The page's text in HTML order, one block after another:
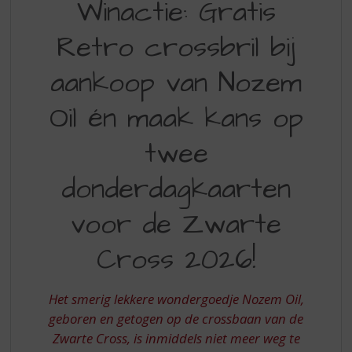
GRATIS
RETRO
CROSSBRIL
OF
MAAK
ZWARTE
CROSS
KAARTEN
AANKOOP
VAN
Winactie: Gratis
Retro crossbril bij
aankoop van Nozem
Oil én maak kans op
twee
donderdagkaarten
voor de Zwarte
Cross 2026!
Het smerig lekkere wondergoedje Nozem Oil,
geboren en getogen op de crossbaan van de
Zwarte Cross, is inmiddels niet meer weg te